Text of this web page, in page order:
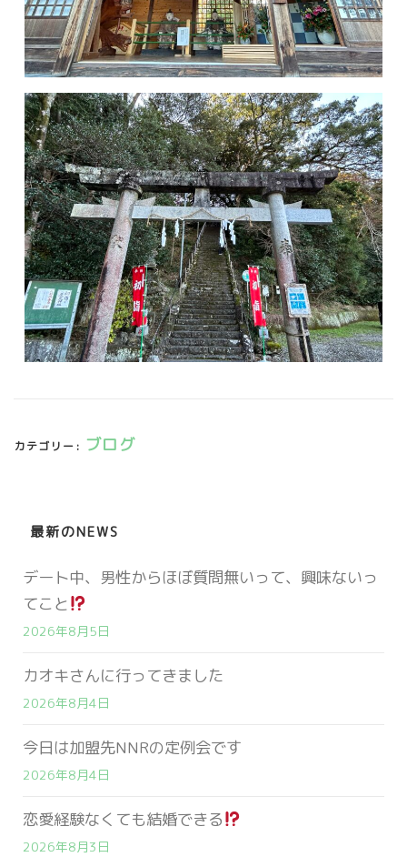
カテゴリー: ブログ
最新のNEWS
デート中、男性からほぼ質問無いって、興味ないっ
てこと
2026年8月5日
カオキさんに行ってきました
2026年8月4日
今日は加盟先NNRの定例会です
2026年8月4日
恋愛経験なくても結婚できる
2026年8月3日